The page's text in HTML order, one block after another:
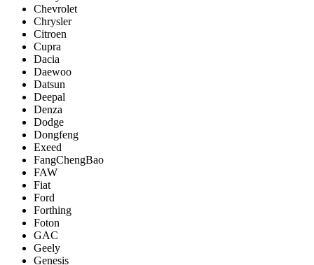
Chevrolet
Chrysler
Citroen
Cupra
Dacia
Daewoo
Datsun
Deepal
Denza
Dodge
Dongfeng
Exeed
FangChengBao
FAW
Fiat
Ford
Forthing
Foton
GAC
Geely
Genesis